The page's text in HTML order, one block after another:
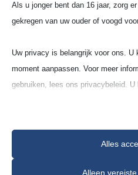
De diverse
produc­ten zorgen voor
len zijn nu te vinden in
de econo­mie.
nieuwe toepas­sin­gen.
fili­grane
tro­nica beho­ren tot
Als u jonger bent dan 16 jaar, zorg
gekregen van uw ouder of voogd
Uw privacy is belangrijk voor ons.
moment aanpassen. Voor meer
gebruiken, lees ons privacybeleid.
Houd er rekening mee dat als u
uit te schakelen, dit uw ervaring op
Alles
Alleen